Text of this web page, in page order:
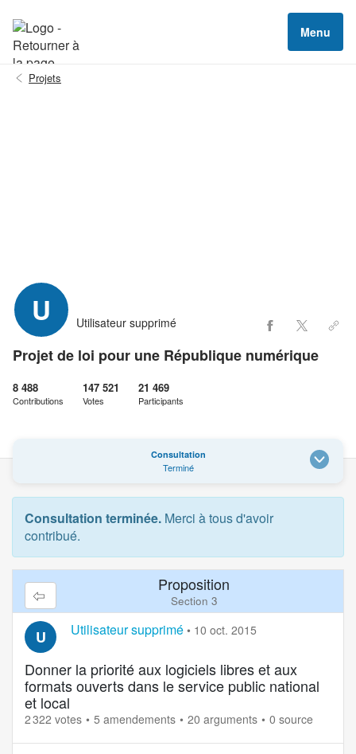
Menu
Projets
U Utilisateur supprimé
Projet de loi pour une République numérique
8 488
Contributions
147 521
Votes
21 469
Participants
Consultation
Terminé
Consultation terminée. Merci à tous d'avoir
contribué.
Proposition
Section 3
U Utilisateur supprimé • 10 oct. 2015
Donner la priorité aux logiciels libres et aux
formats ouverts dans le service public national
et local
2 322 votes 5 amendements 20 arguments 0 source